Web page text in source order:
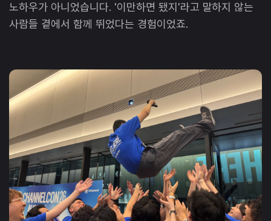
노하우가 아니었습니다. '이만하면 됐지'라고 말하지 않는
사람들 곁에서 함께 뛰었다는 경험이었죠.